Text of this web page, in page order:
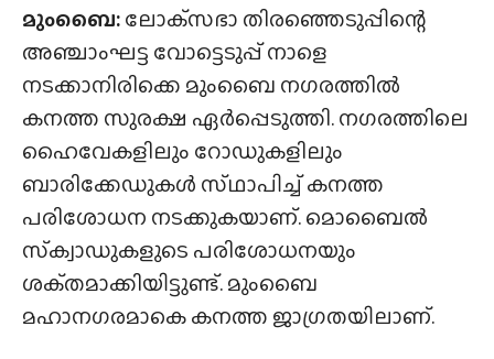
മുംബൈ:ലോക്‌സഭാ തിരഞ്ഞെടുപ്പിന്റെ
അഞ്ചാംഘട്ട വോട്ടെടുപ്പ് നാളെ
നടക്കാനിരിക്കെ മുംബൈ നഗരത്തിൽ
കനത്ത സുരക്ഷ ഏർപ്പെടുത്തി. നഗരത്തിലെ
ഹൈവേകളിലും റോഡുകളിലും
ബാരിക്കേഡുകൾ സ്‌ഥാപിച്ച് കനത്ത
പരിശോധന നടക്കുകയാണ്. മൊബൈൽ
സ്‌ക്വാഡുകളുടെ പരിശോധനയും
ശക്‌തമാക്കിയിട്ടുണ്ട്. മുംബൈ
മഹാനഗരമാകെ കനത്ത ജാഗ്രതയിലാണ്.